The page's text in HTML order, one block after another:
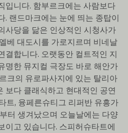
입니다. 함부르크에는 사람보다
. 랜드마크에는 눈에 띄는 종탑이
사당을 닮은 인상적인 시청사가
베 대도시를 가로지르며 비네날
결합니다. 오랫동안 컬트적인 지
명한 뮤지컬 극장도 바로 해안가
크의 유로파사지에 있는 탈리아
보다 클래식하고 현대적인 공연
트, 융페른슈티그 리퍼반 유흥가
터 생겨났으며 오늘날에는 다양
이고 있습니다. 스피허슈타트에